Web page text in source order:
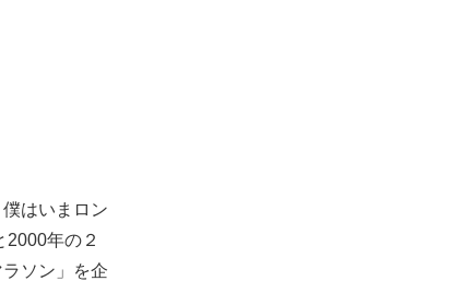
はいまロン
年の２
ソン」を企